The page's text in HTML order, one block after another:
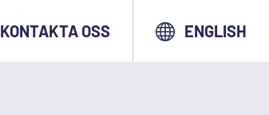
KONTAKTA OSS ENGLISH